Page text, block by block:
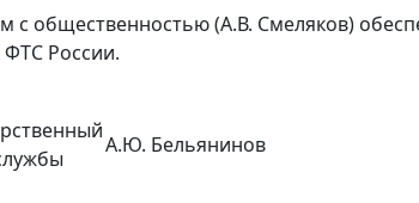
с общественностью (А.В. Смеляков)
России.
А.Ю. Бельянинов